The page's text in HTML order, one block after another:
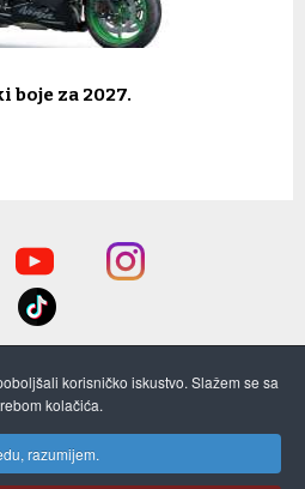
boje za 2027.
stari brojevi
STARI BROJEVI
korisničko iskustvo. Slažem se sa
kolačića.
razumijem.